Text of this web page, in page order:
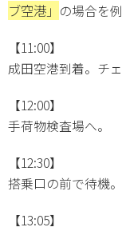
ブ空港」 の場合を
【11:00】
成田空港到着。チェ
【12:00】
手荷物検査場へ。
【12:30】
搭乗口の前で待機。
【13:05】